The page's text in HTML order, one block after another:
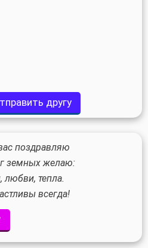
другу
поздравляю
земных желаю:
любви, тепла.
всегда!